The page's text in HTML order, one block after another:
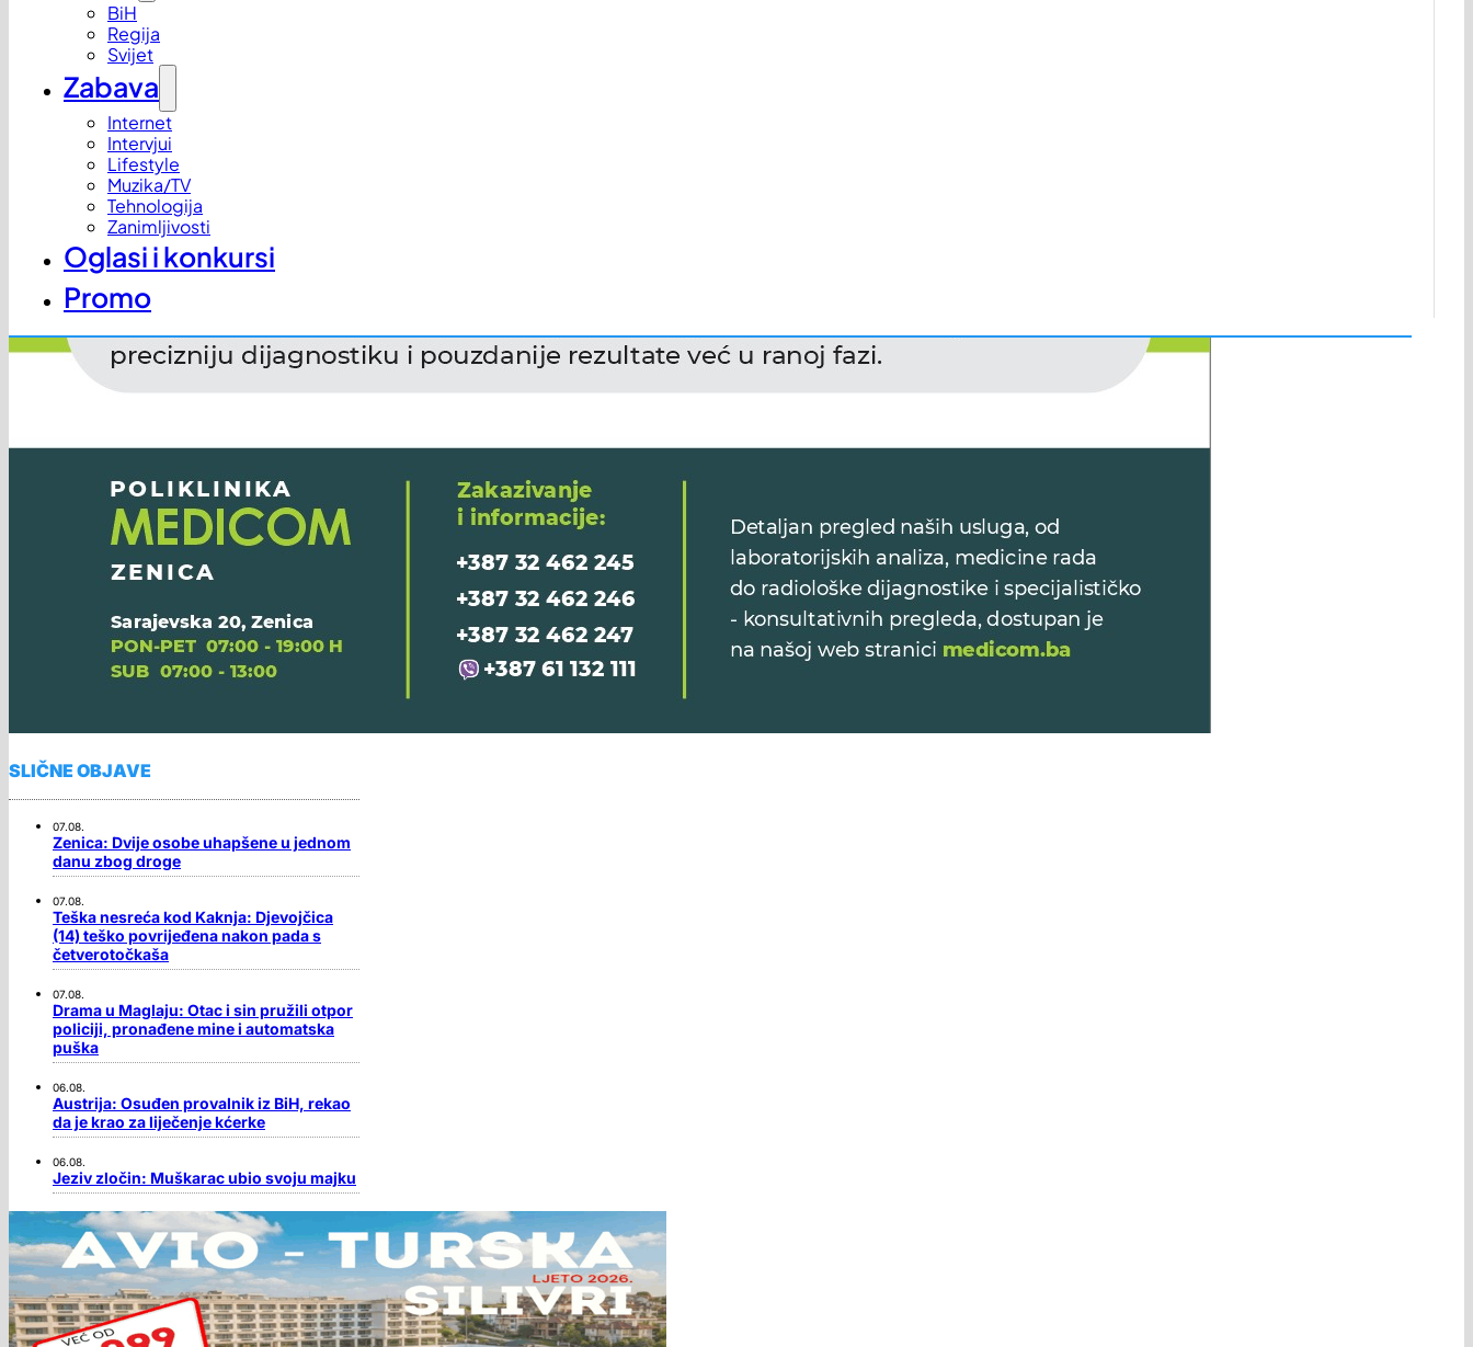
BiH
Regija
Svijet
Zabava
Internet
Intervjui
Lifestyle
Muzika/TV
Tehnologija
Zanimljivosti
Oglasi i konkursi
Promo
SLIČNE OBJAVE
07.08.
Zenica: Dvije osobe uhapšene u jednom
danu zbog droge
07.08.
Teška nesreća kod Kaknja: Djevojčica
(14) teško povrijeđena nakon pada s
četverotočkaša
07.08.
Drama u Maglaju: Otac i sin pružili otpor
policiji, pronađene mine i automatska
puška
06.08.
Austrija: Osuđen provalnik iz BiH, rekao
da je krao za liječenje kćerke
06.08.
Jeziv zločin: Muškarac ubio svoju majku